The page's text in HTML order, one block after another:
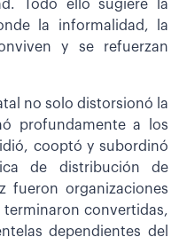
Todo ello sugiere la
la informalidad, la
y se refuerzan
no solo distorsionó la
profundamente a los
cooptó y subordinó
de distribución de
fueron organizaciones
convertidas,
dependientes del